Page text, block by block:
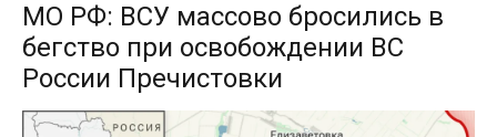
МО РФ: ВСУ массово бросились в
бегство при освобождении ВС
России Пречистовки